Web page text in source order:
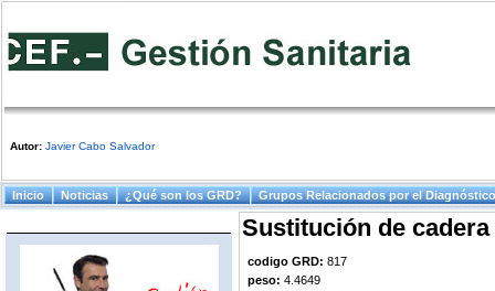
Autor: Javier Cabo Salvador
Sustitución de
codigo GRD: 817
peso: 4.4649
Menú principal
Inicio Noticias ¿Qué son los GRD? Grupos Relacionados por el Diagnóstico